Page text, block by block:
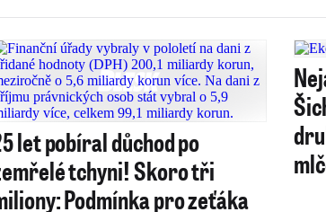
let pobíral důchod po
tchyni! Skoro tři
Podmínka pro zeťáka